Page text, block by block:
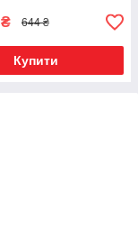
₴ 644 ₴
Купити